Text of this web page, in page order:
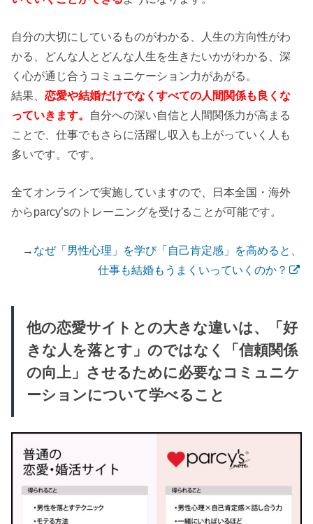
自分の大切にしているものがわかる、人生の方向性がわ
かる、どんな人とどんな人生を生きたいかがわかる、深
く心が通じ合うコミュニケーション力があがる。
結果、恋愛や結婚だけでなくすべての人間関係も良くな
っていきます。 自分への深い自信と人間関係力が高まる
ことで、仕事でもさらに活躍し収入も上がっていく人も
多いです。 です。
全てオンラインで実施していますので、日本全国・海外
からparcy’sのトレーニングを受けることが可能です。
→ なぜ「男性心理」を学び「自己肯定感」を高めると、
仕事も結婚もうまくいっていくのか？
他の恋愛サイトとの大きな違いは、「好
きな人を落とす」のではなく「信頼関係
の向上」させるために必要なコミュニケ
ーションについて学べること